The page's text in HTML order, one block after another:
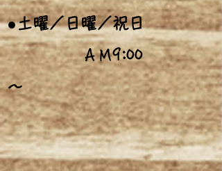
●土曜／日曜／祝日
ＡＭ9:00
～